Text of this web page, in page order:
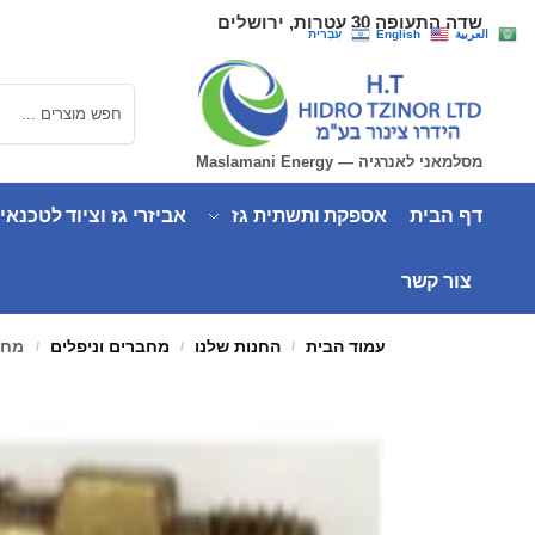
שדה התעופה 30 עטרות, ירושלים
מסלמאני לאנרגיה — Maslamani Energy
דף הבית אספקת ותשתית גז אביזרי גז וציוד
צור קשר
עמוד הבית / החנות שלנו / מחברים וניפלים /
العربية English עִבְרִית